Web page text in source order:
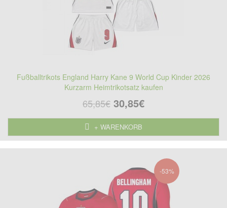
Fußballtrikots England Harry Kane 9 World Cup Kinder 2026
Kurzarm Heimtrikotsatz kaufen
65,85€ 30,85€
+ WARENKORB
-53%